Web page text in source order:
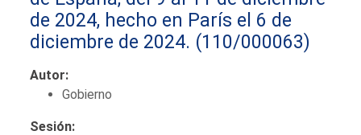
de 2024, hecho en París el 6 de
diciembre de 2024. (110/000063)
Autor:
Gobierno
Sesión: